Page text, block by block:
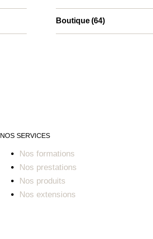
Boutique(64)
NOS SERVICES
Nos formations
Nos prestations
Nos produits
Nos extensions